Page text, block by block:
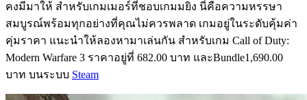
คงมีมาให้ สำหรับเกมเมอร์ที่ชอบเกมมยิง นี่คือความหรรษา
สมบูรณ์พร้อมทุกอย่างที่คุณไม่ควรพลาด เกมอยู่ในระดับคุ้มค่า
คุ่มราคา แนะนำให้ลองหามาเล่นกัน สำหรับเกม Call of Duty:
Modern Warfare 3 ราคาอยู่ที่ 682.00 บาท และBundle1,690.00
บาท บนระบบ Steam